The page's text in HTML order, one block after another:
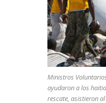
Ministros
ayudaron a los
rescate, asistieron